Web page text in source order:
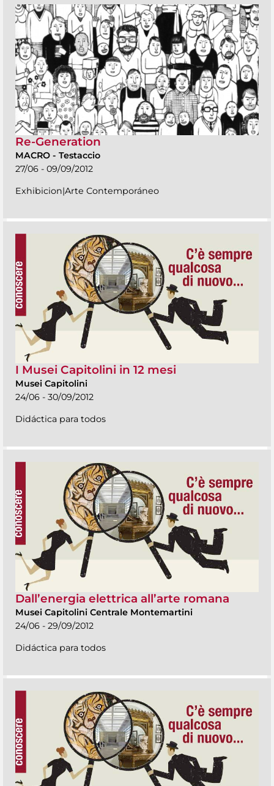
Re-Generation
MACRO - Testaccio
27/06 - 09/09/2012
Exhibicion|Arte Contemporáneo
I Musei Capitolini in 12 mesi
Musei Capitolini
24/06 - 30/09/2012
Didáctica para todos
Dall’energia elettrica all’arte romana
Musei Capitolini Centrale Montemartini
24/06 - 29/09/2012
Didáctica para todos